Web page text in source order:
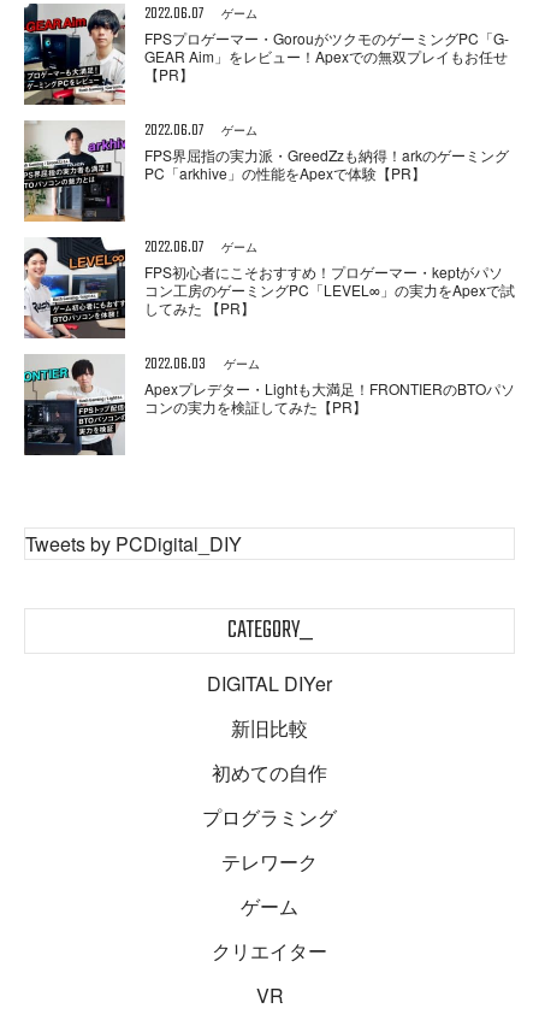
2022.06.07 ゲーム
FPSプロゲーマー・GorouがツクモのゲーミングPC「G-
GEAR Aim」をレビュー！Apexでの無双プレイもお任せ
【PR】
2022.06.07 ゲーム
FPS界屈指の実力派・GreedZzも納得！arkのゲーミング
PC「arkhive」の性能をApexで体験【PR】
2022.06.07 ゲーム
FPS初心者にこそおすすめ！プロゲーマー・keptがパソ
コン工房のゲーミングPC「LEVEL∞」の実力をApexで試
してみた 【PR】
2022.06.03 ゲーム
Apexプレデター・Lightも大満足！FRONTIERのBTOパソ
コンの実力を検証してみた【PR】
Tweets by PCDigital_DIY
CATEGORY_
DIGITAL DIYer
新旧比較
初めての自作
プログラミング
テレワーク
ゲーム
クリエイター
VR